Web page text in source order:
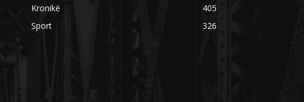
Kronikë
405
Sport
326